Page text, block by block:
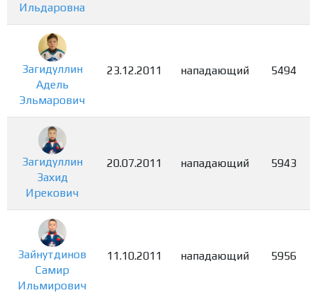
Ильдаровна
Загидуллин
Адель
Эльмарович
23.12.2011 нападающий 5494
Загидуллин
Захид
Ирекович
20.07.2011 нападающий 5943
Зайнутдинов
Самир
Ильмирович
11.10.2011 нападающий 5956